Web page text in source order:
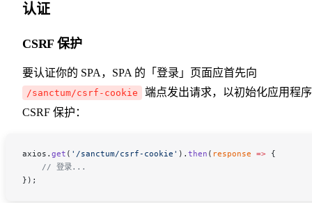
认证
CSRF 保护
要认证你的 SPA，SPA 的「登录」页面应首先向
/sanctum/csrf-cookie
端点发出请求，以初始化应用程
CSRF 保护：
axios . get ( '/sanctum/csrf-cookie' ). then ( response => {
    // 登录...
});